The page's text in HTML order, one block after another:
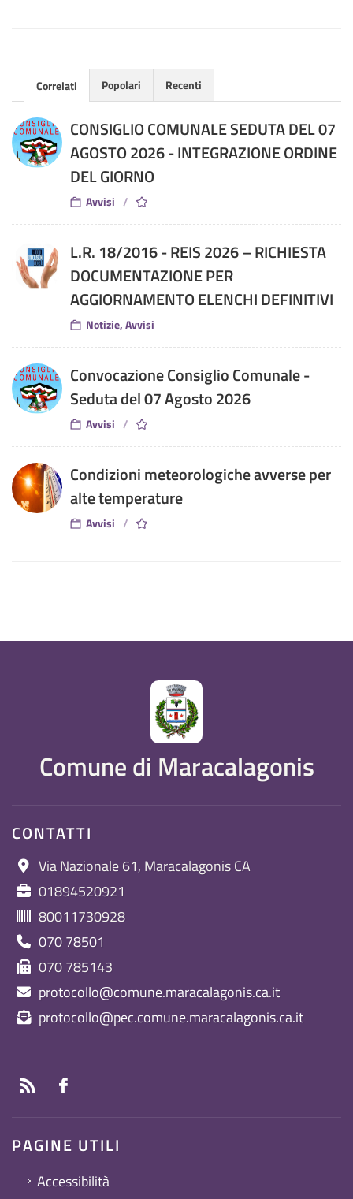
Correlati Popolari Recenti
CONSIGLIO COMUNALE SEDUTA DEL 07
AGOSTO 2026 - INTEGRAZIONE ORDINE
DEL GIORNO
Avvisi
L.R. 18/2016 - REIS 2026 – RICHIESTA
DOCUMENTAZIONE PER
AGGIORNAMENTO ELENCHI DEFINITIVI
Notizie, Avvisi
Convocazione Consiglio Comunale -
Seduta del 07 Agosto 2026
Avvisi
Condizioni meteorologiche avverse per
alte temperature
Avvisi
Comune di Maracalagonis
CONTATTI
Via Nazionale 61, Maracalagonis CA
01894520921
80011730928
070 78501
070 785143
protocollo@comune.maracalagonis.ca.it
protocollo@pec.comune.maracalagonis.ca.it
PAGINE UTILI
Accessibilità